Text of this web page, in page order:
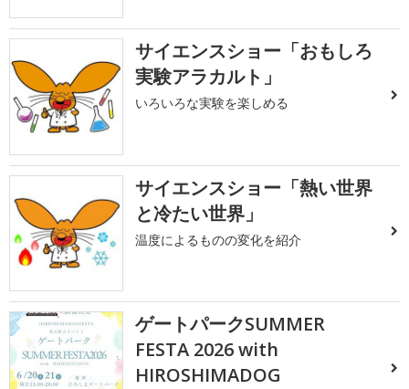
サイエンスショー「おもしろ
実験アラカルト」
いろいろな実験を楽しめる
サイエンスショー「熱い世界
と冷たい世界」
温度によるものの変化を紹介
ゲートパークSUMMER
FESTA 2026 with
HIROSHIMADOG